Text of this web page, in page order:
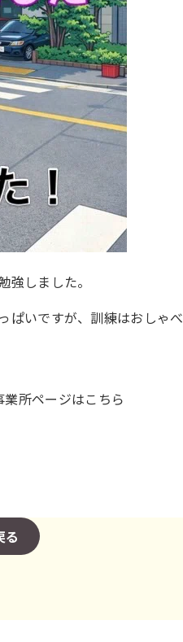
しました。
ぱいですが、訓練はおしゃべ
所ページはこちら
る